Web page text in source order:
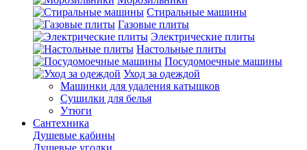
Стиральные машины
Газовые плиты
Электрические плиты
Настольные плиты
Посудомоечные машины
Уход за одеждой
Машинки для удаления катышков
Сушилки для белья
Утюги
Сантехника
Душевые кабины
Душевые уголки